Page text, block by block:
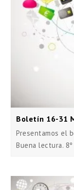
Boletín 16-31
Presentamos el
Buena lectura.